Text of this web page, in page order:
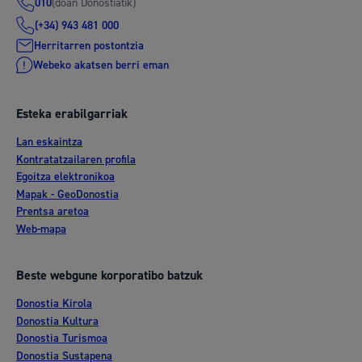
010
(+34) 943 481 000
Herritarren postontzia
Webeko akatsen berri eman
Esteka erabilgarriak
Lan eskaintza
Kontratatzailaren profila
Egoitza elektronikoa
Mapak - GeoDonostia
Prentsa aretoa
Web-mapa
Beste webgune korporatibo batzuk
Donostia Kirola
Donostia Kultura
Donostia Turismoa
Donostia Sustapena